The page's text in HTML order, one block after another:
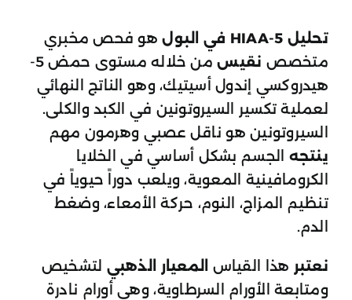
تحليل 5-HIAA في البول
هو فحص مخبري
متخصص نقيس
من خلاله مستوى حمض 5-
هيدروكسي إندول أسيتيك، وهو الناتج النهائي
لعملية تكسير السيروتونين في الكبد والكلى.
السيروتونين هو ناقل عصبي وهرمون مهم
ينتجه الجسم بشكل أساسي في الخلايا
الكرومافينية المعوية، ويلعب دوراً حيوياً في
تنظيم المزاج، النوم، حركة الأمعاء، وضغط
الدم.
نعتبر هذا القياس المعيار الذهبي لتشخيص
ومتابعة الأورام السرطاوية، وهي أورام نادرة